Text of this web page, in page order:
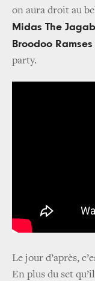
on aura droit au
Midas The
Broodoo Ramses
party.
Le jour d’après,
En plus du set